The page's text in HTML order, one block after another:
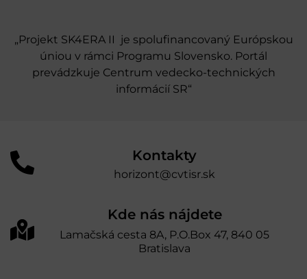
„Projekt SK4ERA II je spolufinancovaný Európskou
úniou v rámci Programu Slovensko. Portál
prevádzkuje Centrum vedecko-technických
informácií SR“
Kontakty
horizont@cvtisr.sk
Kde nás nájdete
Lamačská cesta 8A, P.O.Box 47, 840 05
Bratislava